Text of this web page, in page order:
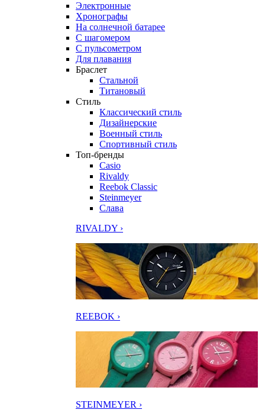
Электронные
Хронографы
На солнечной батарее
С шагомером
С пульсометром
Для плавания
Браслет
Стальной
Титановый
Стиль
Классический стиль
Дизайнерские
Военный стиль
Спортивный стиль
Топ-бренды
Casio
Rivaldy
Reebok Classic
Steinmeyer
Слава
RIVALDY ›
REEBOK ›
STEINMEYER ›